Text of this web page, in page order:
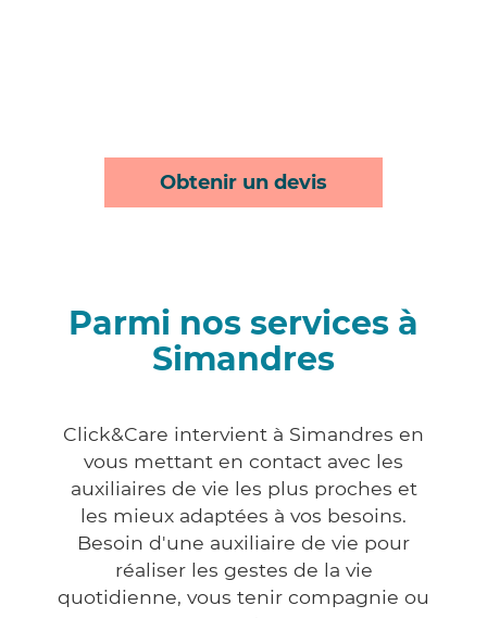
Obtenir un devis
Parmi nos services à
Simandres
Click&Care intervient à Simandres en
vous mettant en contact avec les
auxiliaires de vie les plus proches et
les mieux adaptées à vos besoins.
Besoin d'une auxiliaire de vie pour
réaliser les gestes de la vie
quotidienne, vous tenir compagnie ou